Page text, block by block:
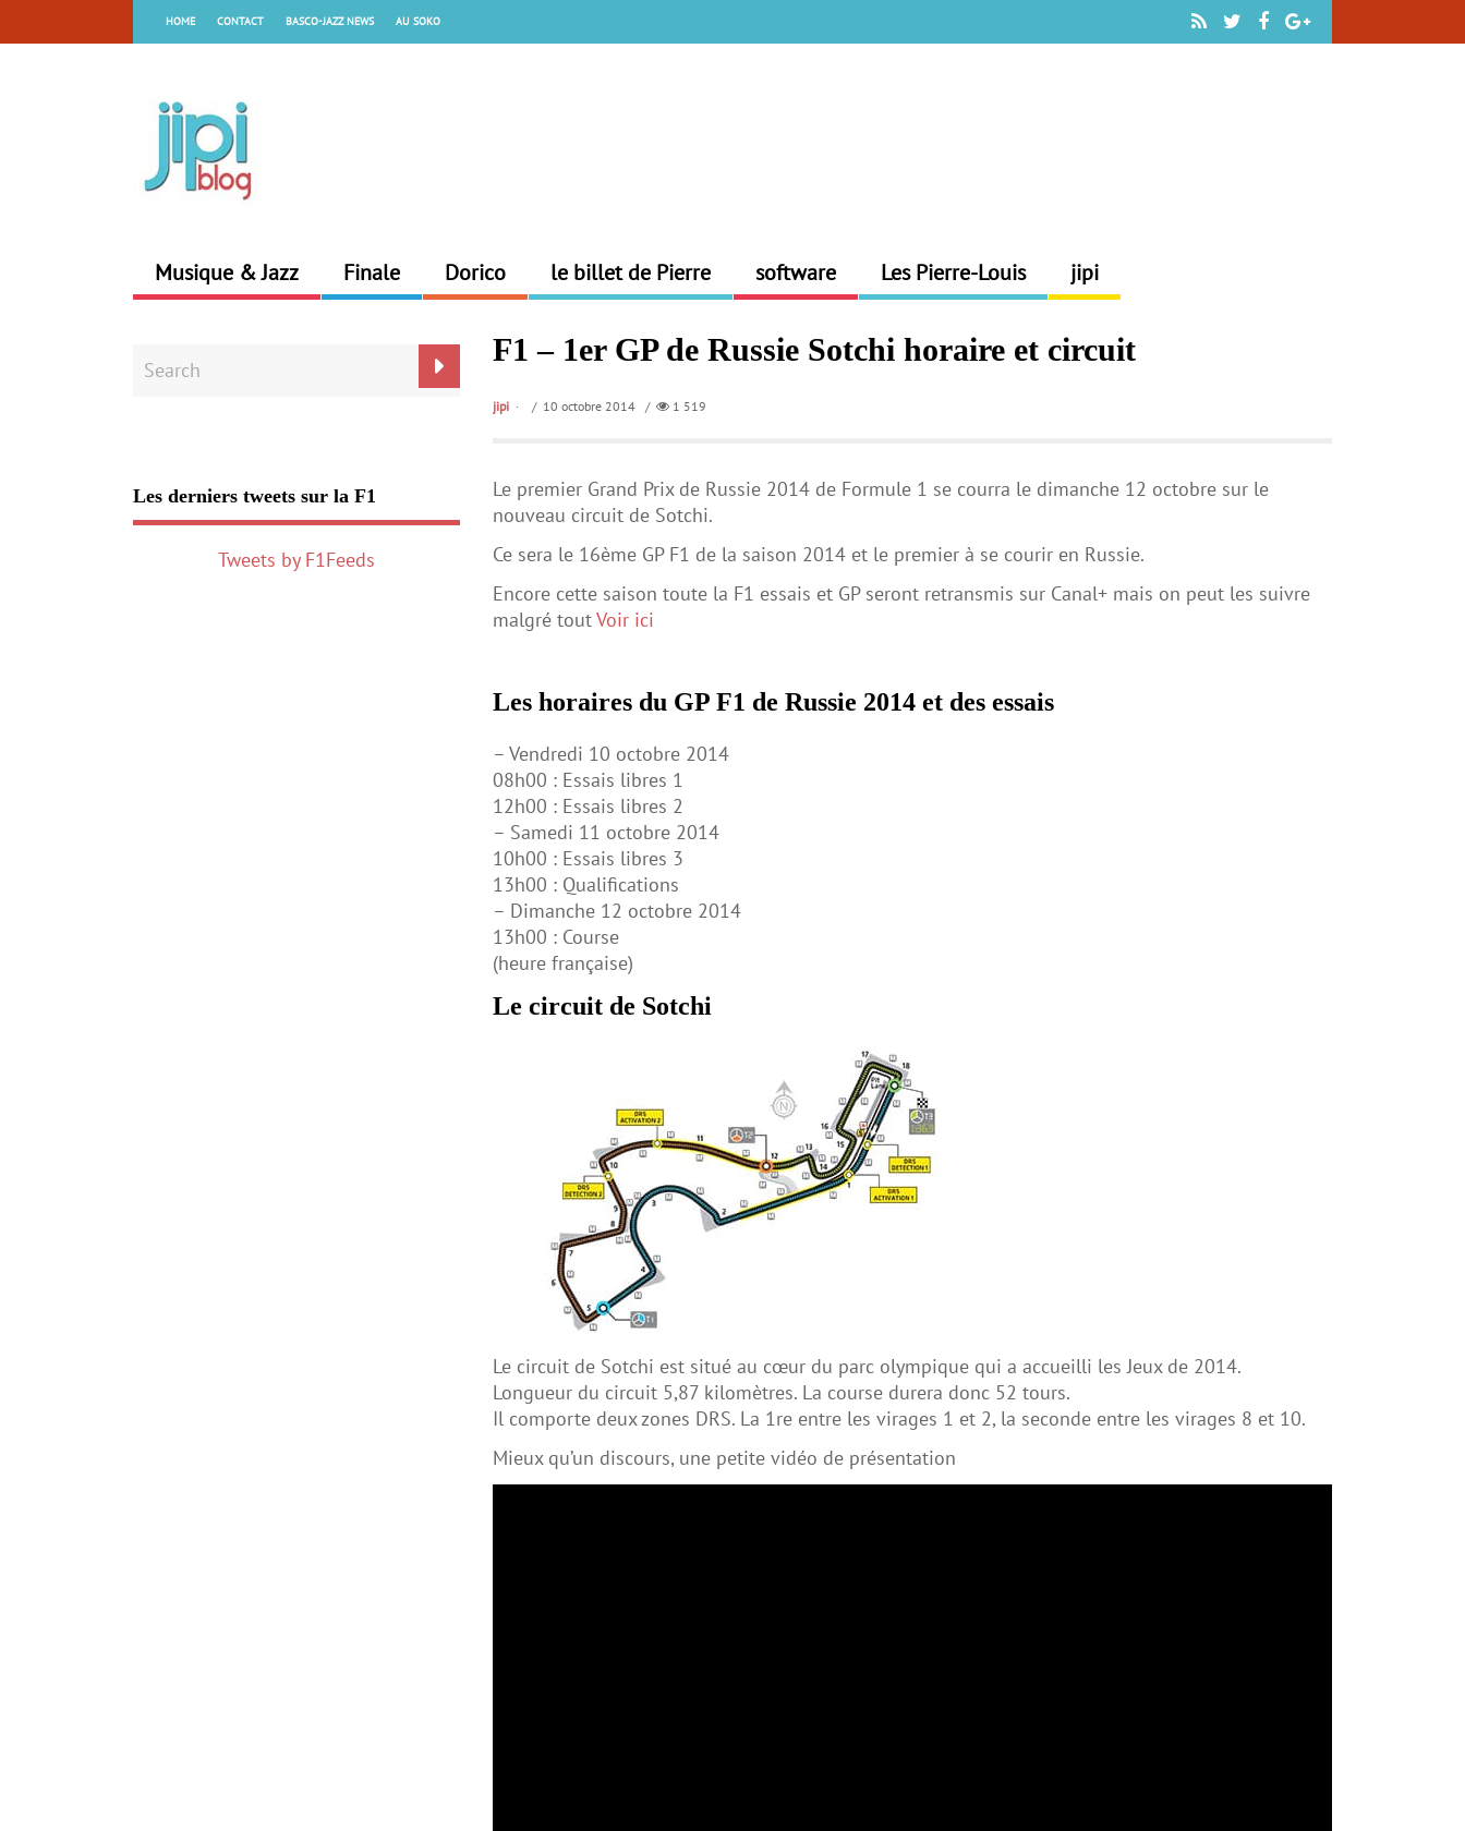
HOME CONTACT BASCO-JAZZ NEWS AU SOKO
Musique & Jazz Finale Dorico le billet de Pierre software Les Pierre-Louis jipi
F1 – 1er GP de Russie Sotchi horaire et circuit
jipi / 10 octobre 2014 / 1 519
Le premier Grand Prix de Russie 2014 de Formule 1 se courra le dimanche 12 octobre sur le
nouveau circuit de Sotchi.
Ce sera le 16ème GP F1 de la saison 2014 et le premier à se courir en Russie.
Encore cette saison toute la F1 essais et GP seront retransmis sur Canal+ mais on peut les suivre
malgré toutVoir ici
Les horaires du GP F1 de Russie 2014 et des essais
– Vendredi 10 octobre 2014
08h00 : Essais libres 1
12h00 : Essais libres 2
– Samedi 11 octobre 2014
10h00 : Essais libres 3
13h00 : Qualifications
– Dimanche 12 octobre 2014
13h00 : Course
(heure française)
Le circuit de Sotchi
Le circuit de Sotchi est situé au cœur du parc olympique qui a accueilli les Jeux de 2014.
Longueur du circuit 5,87 kilomètres. La course durera donc 52 tours.
Il comporte deux zones DRS. La 1re entre les virages 1 et 2, la seconde entre les virages 8 et 10.
Mieux qu’un discours, une petite vidéo de présentation
Les derniers tweets sur la F1
Tweets by F1Feeds